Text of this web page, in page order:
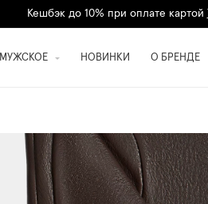
Кешбэк до 10% при оплате картой
МУЖСКОЕ НОВИНКИ О БРЕНДЕ